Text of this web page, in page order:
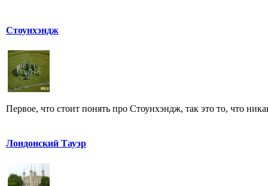
Стоунхэндж
Первое, что стоит понять про Стоунхэндж, так это то, что
Лондонский Тауэр